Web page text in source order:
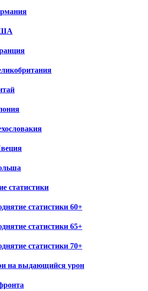
статистики
статистики 60+
статистики 65+
статистики 70+
на выдающийся урон